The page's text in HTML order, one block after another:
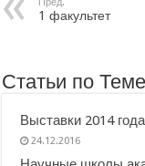
1 факультет
Статьи по Теме
Выставки 2014 года
24.12.2016